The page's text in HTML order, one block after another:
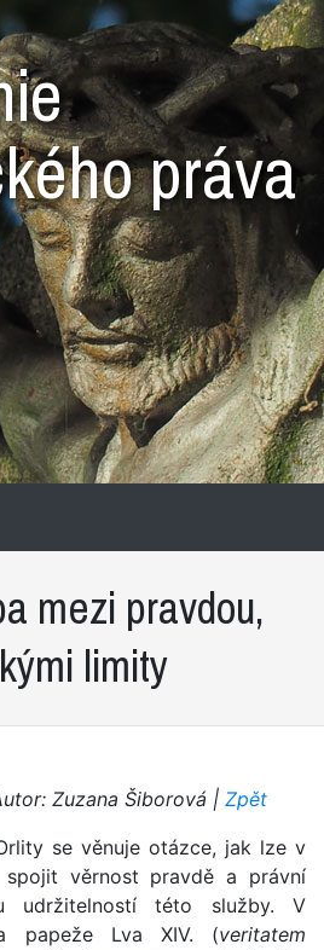
práva
mezi pravdou,
limity
Zuzana Šiborová | Zpět
se věnuje otázce, jak lze v
spojit věrnost pravdě a právní
udržitelností této služby. V
papeže Lva XIV. (veritatem